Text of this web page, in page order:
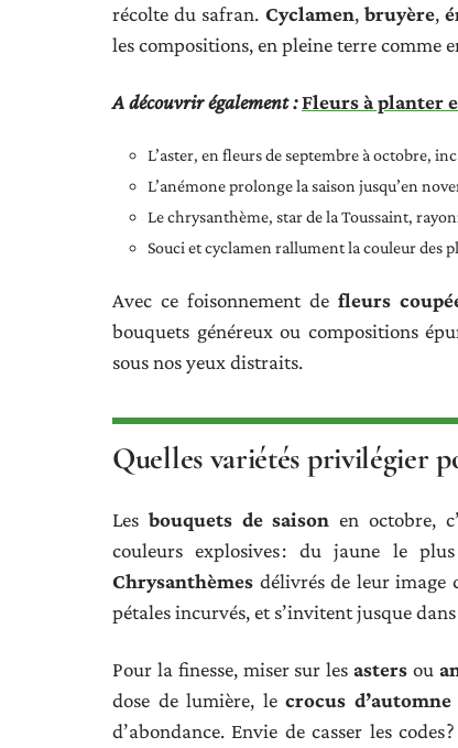
récolte du safran. Cyclamen, bruyère,
les compositions, en pleine terre comme
A découvrir également :Fleurs à planter
L’aster, en fleurs de septembre à octobre,
L’anémone prolonge la saison jusqu’en
Le chrysanthème, star de la Toussaint,
Souci et cyclamen rallument la couleur des
Avec ce foisonnement de fleurs
bouquets généreux ou compositions
sous nos yeux distraits.
Quelles variétés privilégier
Les bouquets de saison en octobre,
couleurs explosives : du jaune le
Chrysanthèmes délivrés de leur image
pétales incurvés, et s’invitent jusque
Pour la finesse, miser sur lesasters ou
dose de lumière, lecrocus d’automne
d’abondance. Envie de casser les codes